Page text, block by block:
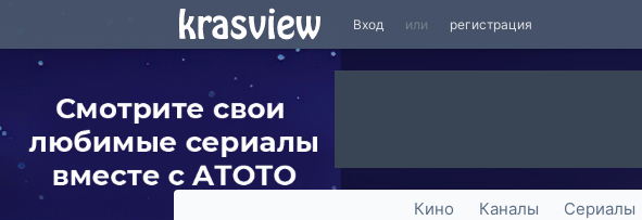
Вход или регистрация
Кино Каналы Сериалы